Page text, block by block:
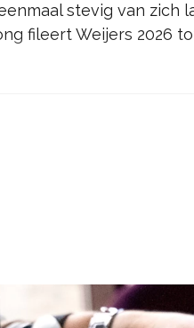
stevig van zich
fileert Weijers 2026